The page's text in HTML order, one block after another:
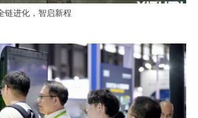
链进化，智启新程